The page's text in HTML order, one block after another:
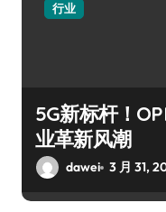
行业
5G新标杆！
业革新风潮
dawei 3 月 31,